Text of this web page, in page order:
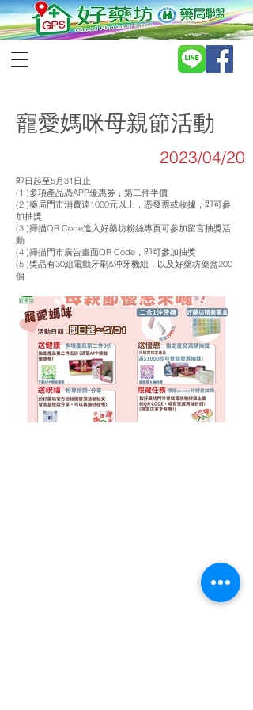
寵愛媽咪母親節活動
2023/04/20
即日起至5月31日止
(1.)多項產品憑APP優惠券，第二件半價
(2.)藥局門市消費達1000元以上，憑發票或收據，即可參
加抽獎
(3.)掃描QR Code進入好藥坊粉絲專頁可參加留言抽獎活
動
(4.)掃描門市廣告畫面QR Code，即可參加抽獎
(5.)獎品有30組電動牙刷&沖牙機組，以及好藥坊藥盒200
個